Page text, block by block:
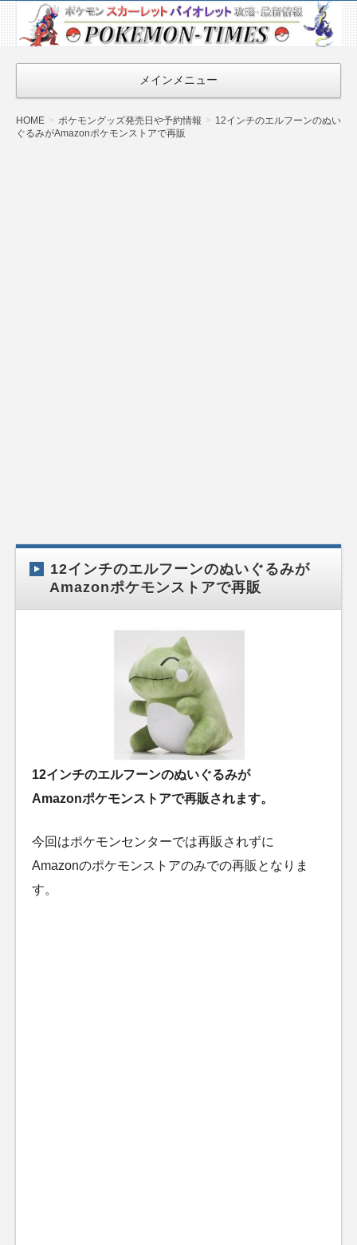
ポケモン最新
情報まとめ
『POKEMON-
TIMES』
メインメニュー
HOME ポケモングッズ発売日や予約情報
12インチのエルフーンのぬい
ぐるみがAmazonポケモンストアで再販
12インチのエルフーンのぬいぐるみが
Amazonポケモンストアで再販
12インチのエルフーンのぬいぐるみが
Amazonポケモンストアで再販されます。
今回はポケモンセンターでは再販されずに
Amazonのポケモンストアのみでの再販となりま
す。